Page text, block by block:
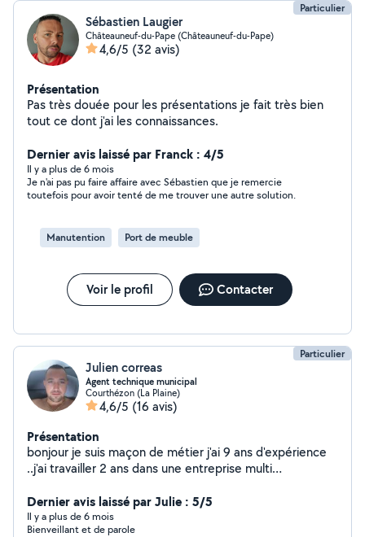
Particulier
Sébastien Laugier
Châteauneuf-du-Pape (Châteauneuf-du-Pape)
4,6/5 (32 avis)
Présentation
Pas très douée pour les présentations je fait très bien
tout ce dont j'ai les connaissances.
Dernier avis laissé par Franck : 4/5
Il y a plus de 6 mois
Je n'ai pas pu faire affaire avec Sébastien que je remercie
toutefois pour avoir tenté de me trouver une autre solution.
Manutention Port de meuble
Voir le profil Contacter
Particulier
Julien correas
Agent technique municipal
Courthézon (La Plaine)
4,6/5 (16 avis)
Présentation
bonjour je suis maçon de métier j'ai 9 ans d'expérience
..j'ai travailler 2 ans dans une entreprise multi
repeint des appartements complet et en ce moment je
bosse des les espaces vert.
Dernier avis laissé par Julie : 5/5
Il y a plus de 6 mois
Bienveillant et de parole